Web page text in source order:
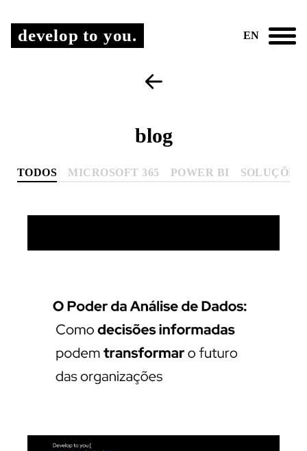
develop to you. EN
blog
TODOS MICROSOFT 365 POWER BI